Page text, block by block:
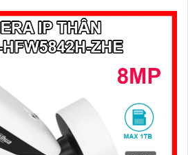
quản lý chỗ đỗ xe hiệu quả cho các